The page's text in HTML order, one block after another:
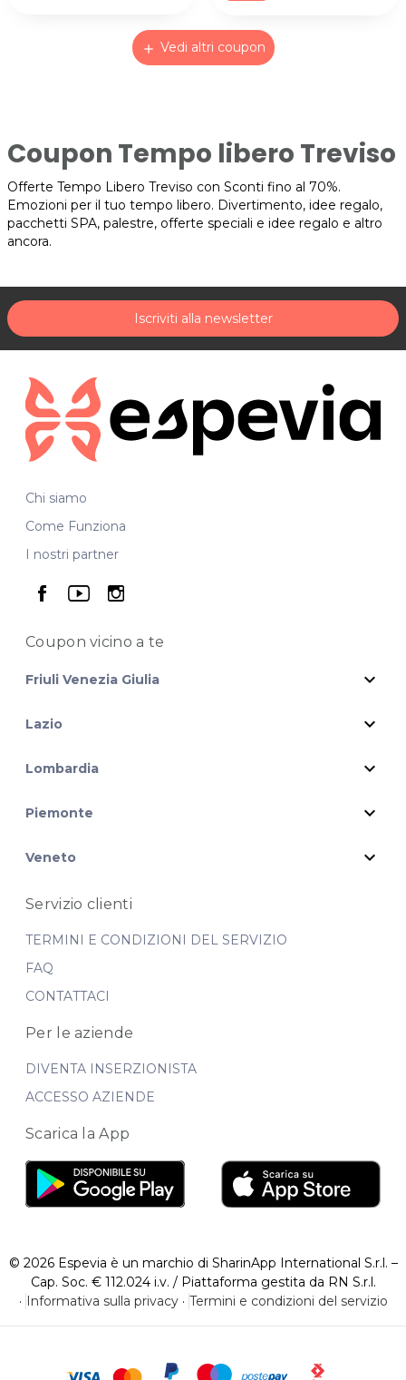
add Vedi altri coupon
Coupon Tempo libero Treviso
Offerte Tempo Libero Treviso con Sconti fino al 70%.
Emozioni per il tuo tempo libero. Divertimento, idee regalo,
pacchetti SPA, palestre, offerte speciali e idee regalo e altro
ancora.
Iscriviti alla newsletter
Chi siamo
Come Funziona
I nostri partner
seguici su facebook
seguici su youtube
seguici su instagram
Coupon vicinoa te
Friuli Venezia Giulia expand_more
Lazio expand_more
Lombardia expand_more
Piemonte expand_more
Veneto expand_more
Servizio clienti
TERMINI E CONDIZIONI DEL SERVIZIO
FAQ
CONTATTACI
Per le aziende
DIVENTA INSERZIONISTA
ACCESSO AZIENDE
Scarica la App
© 2026 Espevia è un marchio di SharinApp International S.r.l. –
Cap. Soc. € 112.024 i.v. / Piattaforma gestita da RN S.r.l.
· Informativa sulla privacy· Termini e condizioni del servizio